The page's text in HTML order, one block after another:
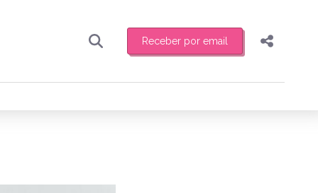
Receber por email
toda sexta-feira de manhã o resumo
novidades
Compartilhar